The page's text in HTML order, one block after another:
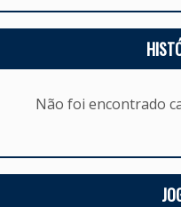
Não foi encontrado